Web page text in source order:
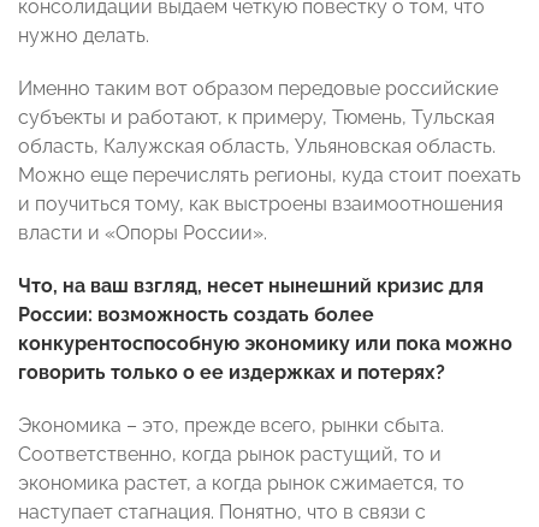
консолидации выдаем четкую повестку о том, что
нужно делать.
Именно таким вот образом передовые российские
субъекты и работают, к примеру, Тюмень, Тульская
область, Калужская область, Ульяновская область.
Можно еще перечислять регионы, куда стоит поехать
и поучиться тому, как выстроены взаимоотношения
власти и «Опоры России».
Что, на ваш взгляд, несет нынешний кризис для
России: возможность создать более
конкурентоспособную экономику или пока можно
говорить только о ее издержках и потерях?
Экономика – это, прежде всего, рынки сбыта.
Соответственно, когда рынок растущий, то и
экономика растет, а когда рынок сжимается, то
наступает стагнация. Понятно, что в связи с